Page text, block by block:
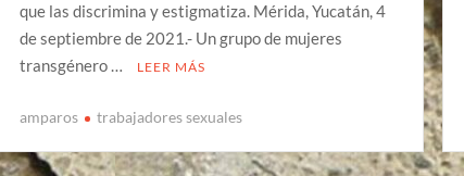
que las discrimina y estigmatiza. Mérida, Yucatán, 4
de septiembre de 2021.- Un grupo de mujeres
transgénero …
LEER MÁS
amparos trabajadores sexuales